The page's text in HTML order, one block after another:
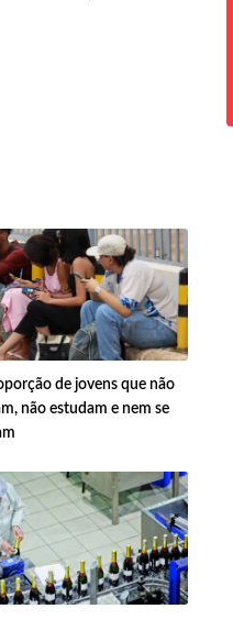
de jovens que não
não estudam e nem se